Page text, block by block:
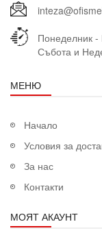
Понеделник -
Събота и
МЕНЮ
Начало
Условия за
За нас
Контакти
МОЯТ АКАУНТ